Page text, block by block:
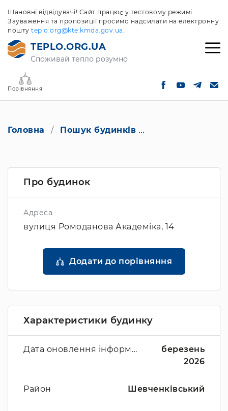
Шановні відвідувачі! Сайт працює у тестовому режимі.
Зауваження та пропозиції просимо надсилати на електронну
пошту teplo.org@kte.kmda.gov.ua.
TEPLO.ORG.UA
Споживай тепло розумно
Порівняння
Головна Пошук будинків
Про будинок
Адреса
вулиця Ромоданова Академіка, 14
Додати до порівняння
Характеристики будинку
Дата оновлення інформації
березень
2026
Район Шевченківський